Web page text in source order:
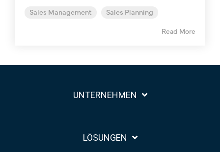
Sales Management Sales Planning
Read More
UNTERNEHMEN
LÖSUNGEN